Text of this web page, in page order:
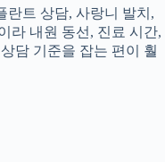
란트 상담, 사랑니 발치,
라 내원 동선, 진료 시간,
담 기준을 잡는 편이 훨